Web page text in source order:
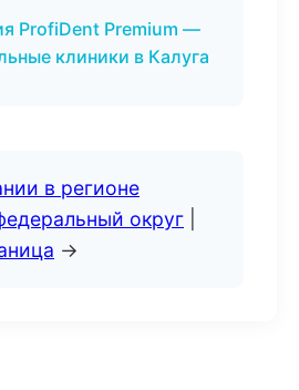
ProfiDent Premium —
клиники в Калуга
в регионе
округ
→